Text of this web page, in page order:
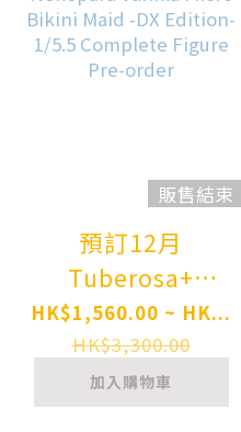
販售結束
預訂12月
Tuberosa+
OrchidSeed 貓娘
樂園 香草 迷你比
基尼女僕 DX版
Nekopara Vanilla
HK$1,560.00 ~ HK...
HK$3,300.00
加入購物車